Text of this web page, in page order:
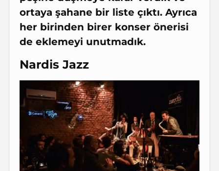
ortaya şahane bir liste çıktı. Ayrıca
her birinden birer konser önerisi
de eklemeyi unutmadık.
Nardis Jazz